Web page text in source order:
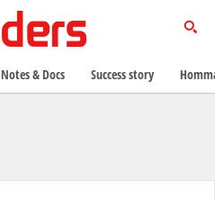
Notes & Docs Success story